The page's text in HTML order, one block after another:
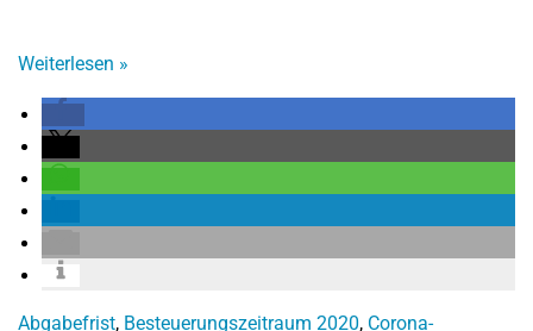
Weiterlesen »
Abgabefrist, Besteuerungszeitraum 2020, Corona-